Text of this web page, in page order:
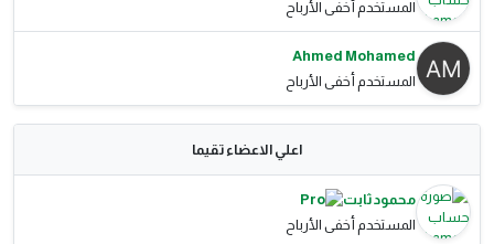
المستخدم أخفى الأرباح
Ahmed Mohamed
المستخدم أخفى الأرباح
اعلي الاعضاء تقيما
محمود ثابت
المستخدم أخفى الأرباح